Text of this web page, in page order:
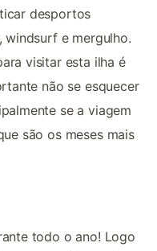
desportos
windsurf e mergulho.
visitar esta ilha é
não se esquecer
se a viagem
são os meses mais
todo o ano! Logo